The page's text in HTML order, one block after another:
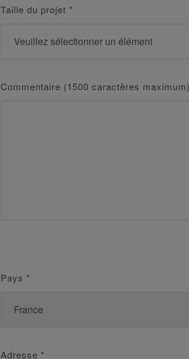
Taille du projet *
Commentaire (1500 caractères
Pays *
Adresse *